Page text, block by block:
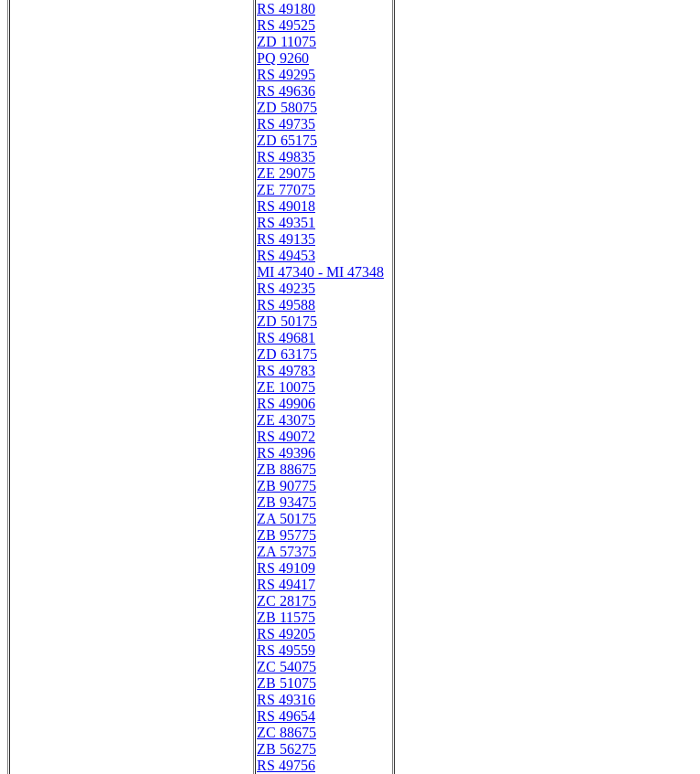
RS 49180
RS 49525
ZD 11075
PQ 9260
RS 49295
RS 49636
ZD 58075
RS 49735
ZD 65175
RS 49835
ZE 29075
ZE 77075
RS 49018
RS 49351
RS 49135
RS 49453
MI 47340 - MI 47348
RS 49235
RS 49588
ZD 50175
RS 49681
ZD 63175
RS 49783
ZE 10075
RS 49906
ZE 43075
RS 49072
RS 49396
ZB 88675
ZB 90775
ZB 93475
ZA 50175
ZB 95775
ZA 57375
RS 49109
RS 49417
ZC 28175
ZB 11575
RS 49205
RS 49559
ZC 54075
ZB 51075
RS 49316
RS 49654
ZC 88675
ZB 56275
RS 49756